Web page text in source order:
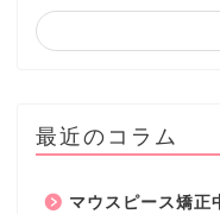
最近のコラム
マウスピース矯正